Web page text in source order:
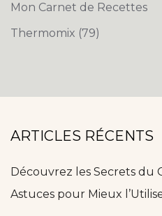
Mon Carnet de Recettes
Thermomix (79)
ARTICLES RÉCENTS
Découvrez les Secrets du
Astuces pour Mieux